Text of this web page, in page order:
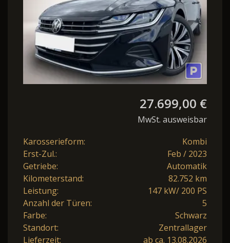
27.699,00 €
MwSt. ausweisbar
Karosserieform:
Kombi
Erst-Zul.:
Feb / 2023
Getriebe:
Automatik
Kilometerstand:
82.752 km
Leistung:
147 kW/ 200 PS
Anzahl der Türen:
5
Farbe:
Schwarz
Standort:
Zentrallager
Lieferzeit:
ab ca. 13.08.2026